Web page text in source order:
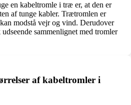
en kabeltromle i træ er, at den er
af tunge kabler. Trætromlen er
modstå vejr og vind. Derudover
sammenlignet med tromler
af kabeltromler i